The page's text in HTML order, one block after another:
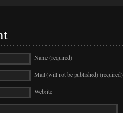
Name (required)
Mail (will not be published) (required)
Website